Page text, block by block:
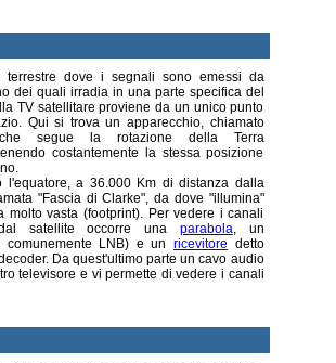
terrestre dove i segnali sono emessi da
dei quali irradia in una parte specifica del
TV satellitare proviene da un unico punto
Qui si trova un apparecchio, chiamato
segue la rotazione della Terra
costantemente la stessa posizione
l'equatore, a 36.000 Km di distanza dalla
"Fascia di Clarke", da dove "illumina"
molto vasta (footprint). Per vedere i canali
satellite occorre una parabola, un
comunemente LNB) e un ricevitore detto
Da quest'ultimo parte un cavo audio
televisore e vi permette di vedere i canali